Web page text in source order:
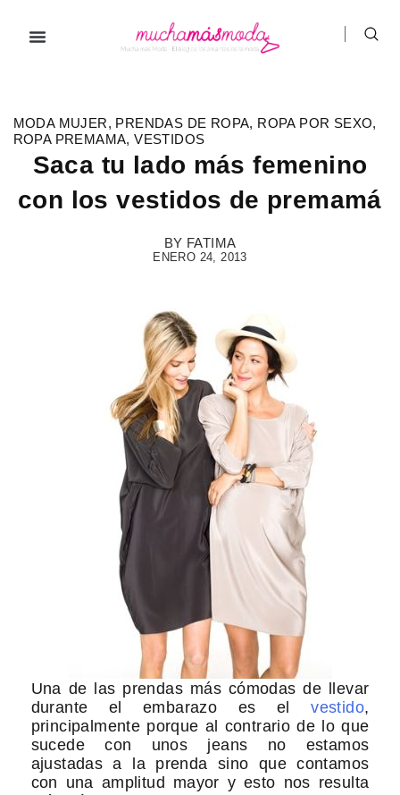
contenido
MODA MUJER, PRENDAS DE ROPA, ROPA POR SEXO,
ROPA PREMAMA,VESTIDOS
Saca tu lado más femenino
con los vestidos de premamá
BY FATIMA
ENERO 24, 2013
Una de las prendas más cómodas de llevar
durante el embarazo es elvestido,
principalmente porque al contrario de lo que
sucede con unos jeans no estamos
ajustadas a la prenda sino que contamos
con una amplitud mayor y esto nos resulta